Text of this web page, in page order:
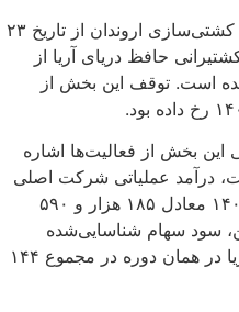
طبق اعلام شرکت، فعالیت شرکت کشتی‌سازی اروندان از تاریخ ۲۳
شرکت کشتیرانی حافظ دریای آریا از
دوباره آغاز شده است. توقف این بخش از
این بخش از فعالیت‌ها اشاره
درآمد عملیاتی شرکت اصلی
در سال مالی منتهی به ۳۱ خرداد ۱۴۰۴ معادل ۱۸۵ هزار و ۵۹۰
سود سهام شناسایی‌شده
از شرکت کشتیرانی حافظ دریای آریا در همان دوره در مجموع ۱۴۴